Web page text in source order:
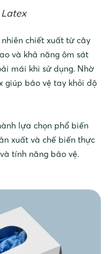
Latex
chiết xuất từ cây
và khả năng ôm sát
mái khi sử dụng. Nhờ
giúp bảo vệ tay khỏi độ
lựa chọn phổ biến
xuất và chế biến thực
tính năng bảo vệ.